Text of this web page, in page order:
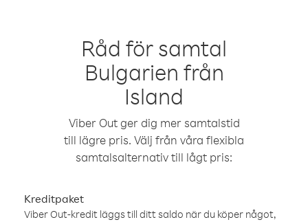
Råd för samtal
Bulgarien från
Island
Viber Out ger dig mer samtalstid
till lägre pris. Välj från våra flexibla
samtalsalternativ till lågt pris:
Kreditpaket
Viber Out-kredit läggs till ditt saldo när du köper något,